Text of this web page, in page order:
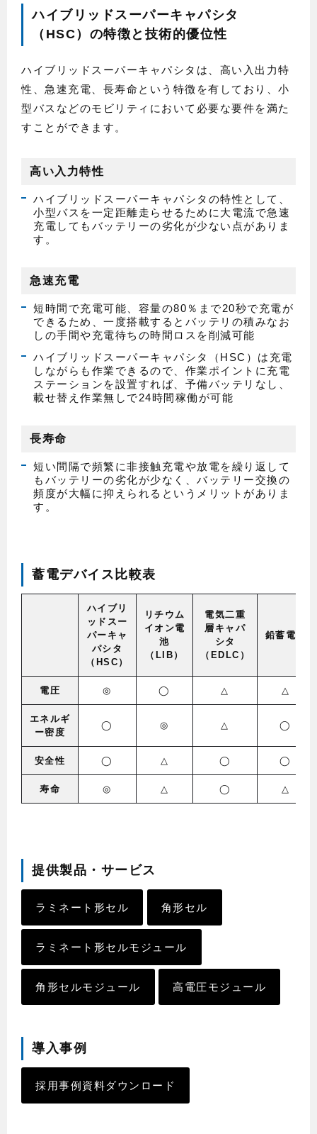
ハイブリッドスーパーキャパシタ
（HSC）の特徴と技術的優位性
ハイブリッドスーパーキャパシタは、高い入出力特
性、急速充電、長寿命という特徴を有しており、小
型バスなどのモビリティにおいて必要な要件を満た
すことができます。
高い入力特性
ハイブリッドスーパーキャパシタの特性として、
小型バスを一定距離走らせるために大電流で急速
充電してもバッテリーの劣化が少ない点がありま
す。
急速充電
短時間で充電可能、容量の80％まで20秒で充電が
できるため、一度搭載するとバッテリの積みなお
しの手間や充電待ちの時間ロスを削減可能
ハイブリッドスーパーキャパシタ（HSC）は充電
しながらも作業できるので、作業ポイントに充電
ステーションを設置すれば、予備バッテリなし、
載せ替え作業無しで24時間稼働が可能
長寿命
短い間隔で頻繁に非接触充電や放電を繰り返して
もバッテリーの劣化が少なく、バッテリー交換の
頻度が大幅に抑えられるというメリットがありま
す。
蓄電デバイス比較表
ハイブリ
ッドスー
パーキャ
パシタ
（HSC）
リチウム
イオン電
池
（LIB）
電気二重
層キャパ
シタ
（EDLC）
鉛蓄電池
電圧 ◎ ◯ △ △
エネルギ
ー密度
◯ ◎ △ ◯
安全性 ◯ △ ◯ ◯
寿命 ◎ △ ◯ △
提供製品・サービス
ラミネート形セル 角形セル
ラミネート形セルモジュール
角形セルモジュール 高電圧モジュール
導入事例
採用事例資料ダウンロード